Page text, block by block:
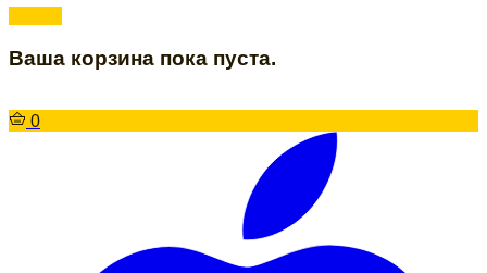
Ваша корзина пока пуста.
0